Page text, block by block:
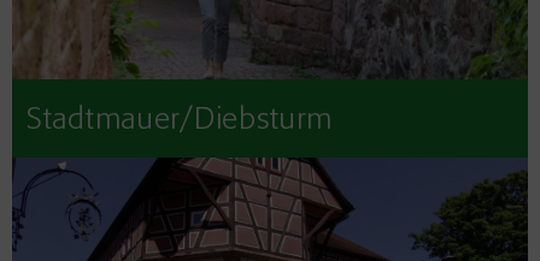
Stadtmauer/Diebsturm